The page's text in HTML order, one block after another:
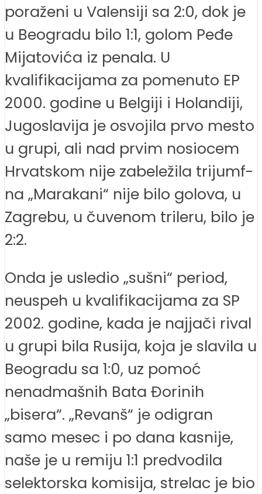
poraženi u Valensiji sa 2:0, dok je
u Beogradu bilo 1:1, golom Peđe
Mijatovića iz penala. U
kvalifikacijama za pomenuto EP
2000. godine u Belgiji i Holandiji,
Jugoslavija je osvojila prvo mesto
u grupi, ali nad prvim nosiocem
Hrvatskom nije zabeležila trijumf-
na „Marakani“ nije bilo golova, u
Zagrebu, u čuvenom trileru, bilo je
2:2.
Onda je usledio „sušni“ period,
neuspeh u kvalifikacijama za SP
2002. godine, kada je najjači rival
u grupi bila Rusija, koja je slavila u
Beogradu sa 1:0, uz pomoć
nenadmašnih Bata Đorinih
„bisera“. „Revanš“ je odigran
samo mesec i po dana kasnije,
naše je u remiju 1:1 predvodila
selektorska komisija, strelac je bio